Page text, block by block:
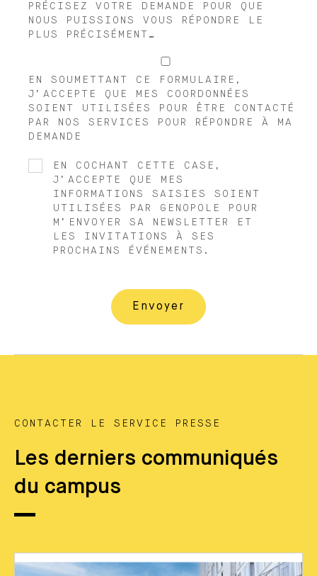
PRÉCISEZ VOTRE DEMANDE POUR QUE
NOUS PUISSIONS VOUS RÉPONDRE LE
PLUS PRÉCISÉMENT…
EN SOUMETTANT CE FORMULAIRE,
J’ACCEPTE QUE MES COORDONNÉES
SOIENT UTILISÉES POUR ÊTRE CONTACTÉ
PAR NOS SERVICES POUR RÉPONDRE À MA
DEMANDE
EN COCHANT CETTE CASE,
J’ACCEPTE QUE MES
INFORMATIONS SAISIES SOIENT
UTILISÉES PAR GENOPOLE POUR
M’ENVOYER SA NEWSLETTER ET
LES INVITATIONS À SES
PROCHAINS ÉVÉNEMENTS.
CONTACTER LE SERVICE PRESSE
Les derniers communiqués
du campus